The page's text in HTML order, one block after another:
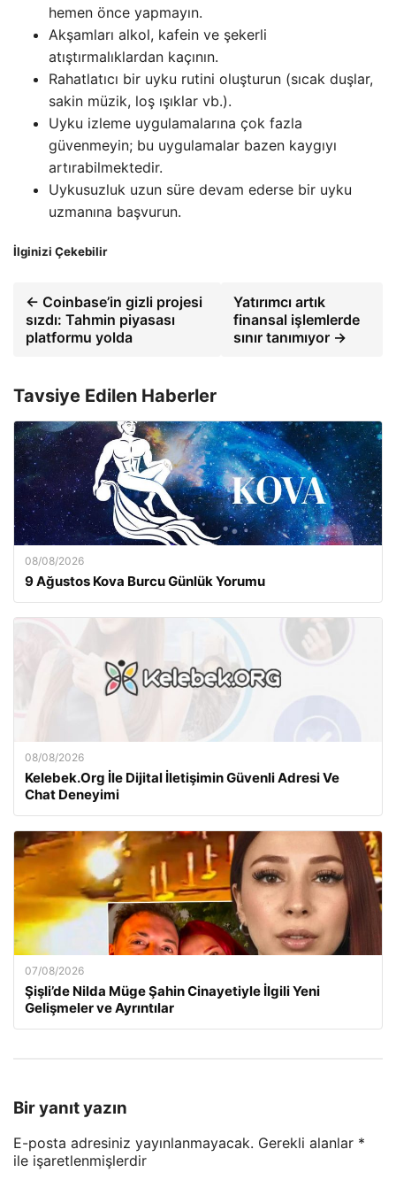
hemen önce yapmayın.
Akşamları alkol, kafein ve şekerli
atıştırmalıklardan kaçının.
Rahatlatıcı bir uyku rutini oluşturun (sıcak duşlar,
sakin müzik, loş ışıklar vb.).
Uyku izleme uygulamalarına çok fazla
güvenmeyin; bu uygulamalar bazen kaygıyı
artırabilmektedir.
Uykusuzluk uzun süre devam ederse bir uyku
uzmanına başvurun.
İlginizi Çekebilir
← Coinbase’in gizli projesi
sızdı: Tahmin piyasası
platformu yolda
Yatırımcı artık
finansal işlemlerde
sınır tanımıyor →
Tavsiye Edilen Haberler
08/08/2026
9 Ağustos Kova Burcu Günlük Yorumu
08/08/2026
Kelebek.Org İle Dijital İletişimin Güvenli Adresi Ve
Chat Deneyimi
07/08/2026
Şişli’de Nilda Müge Şahin Cinayetiyle İlgili Yeni
Gelişmeler ve Ayrıntılar
Bir yanıt yazın
E-posta adresiniz yayınlanmayacak. Gerekli alanlar *
ile işaretlenmişlerdir